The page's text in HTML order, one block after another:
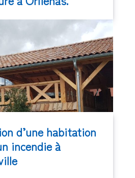
d’une habitation
incendie à